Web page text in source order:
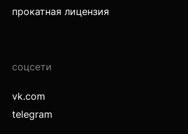
прокатная лицензия
соцсети
vk.com
telegram